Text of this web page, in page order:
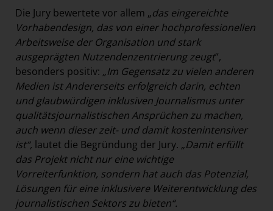
Die Jury bewertete vor allem „das eingereichte
Vorhabendesign, das von einer hochprofessionellen
Arbeitsweise der Organisation und stark
ausgeprägten Nutzendenzentrierung zeugt“,
besonders positiv: „Im Gegensatz zu vielen anderen
Medien ist Andererseits erfolgreich darin, echten
und glaubwürdigen inklusiven Journalismus unter
qualitätsjournalistischen Ansprüchen zu machen,
auch wenn dieser zeit- und damit kostenintensiver
ist“, lautet die Begründung der Jury. „Damit erfüllt
das Projekt nicht nur eine wichtige
Vorreiterfunktion, sondern hat auch das Potenzial,
Lösungen für eine inklusivere Weiterentwicklung des
journalistischen Sektors zu bieten“.